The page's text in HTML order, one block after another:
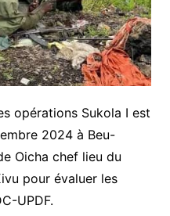
opérations Sukola I est
2024 à Beu-
Oicha chef lieu du
pour évaluer les
UPDF.